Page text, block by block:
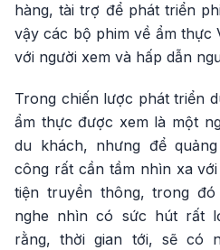
hàng, tài trợ để phát triển
vậy các bộ phim về ẩm thực
với người xem và hấp dẫn
Trong chiến lược phát triển
ẩm thực được xem là một
du khách, nhưng để
công rất cần tầm nhìn xa
tiện truyền thông, trong
nghe nhìn có sức hút rất
rằng, thời gian tới, sẽ có